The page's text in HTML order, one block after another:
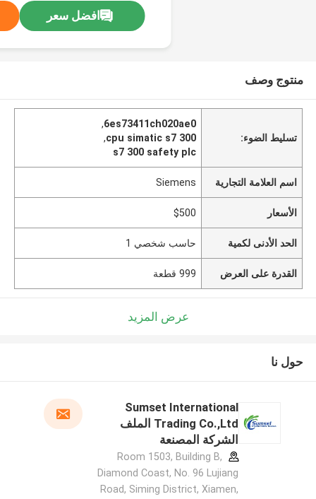
افضل سعر
منتوج وصف
تسليط الضوء:
6es73411ch020ae0
,
cpu simatic s7 300
,
s7 300 safety plc
اسم العلامة التجارية Siemens
الأسعار $500
الحد الأدنى لكمية حاسب شخصي 1
القدرة على العرض 999 قطعة
عرض المزيد
حول نا
Sumset International
Trading Co.,Ltd الملف
الشركة المصنعة
Room 1503, Building B,
Diamond Coast, No. 96 Lujiang
Road, Siming District, Xiamen,